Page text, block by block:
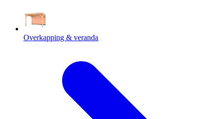
Overkapping & veranda